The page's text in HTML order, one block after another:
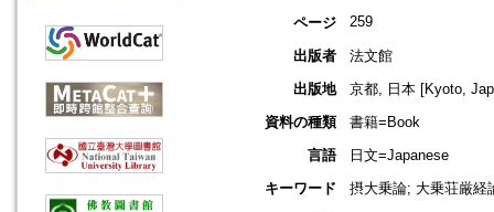
ページ 259
出版者
法文館
出版地
京都, 日本 [Kyoto,
資料の種類
書籍=Book
言語
日文=Japanese
キーワード
摂大乗論; 大乗荘厳経